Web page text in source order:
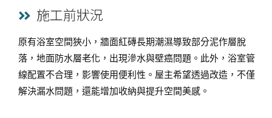
施工前狀況
原有浴室空間狹小，牆面紅磚長期潮濕導致部分泥作層脫
落，地面防水層老化，出現滲水與壁癌問題。此外，浴室管
線配置不合理，影響使用便利性。屋主希望透過改造，不僅
解決漏水問題，還能增加收納與提升空間美感。